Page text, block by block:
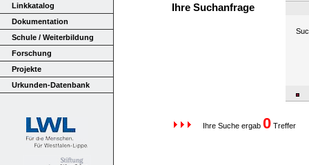
Linkkatalog
Dokumentation
Schule / Weiterbildung
Forschung
Projekte
Urkunden-Datenbank
Ihre Suchanfrage
Ihre Suche ergab 0Treffer